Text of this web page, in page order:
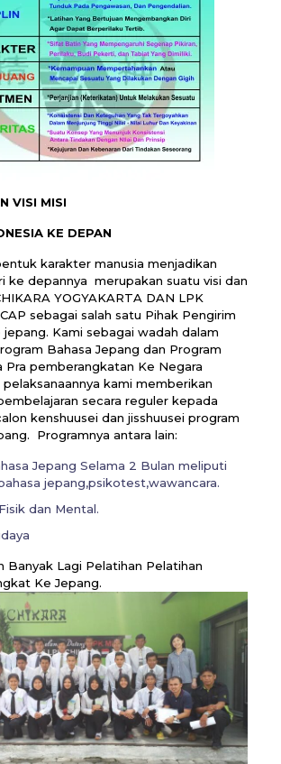
VISI MISI
KE DEPAN
karakter manusia menjadikan
ke depannya merupakan suatu visi dan
YOGYAKARTA DAN LPK
sebagai salah satu Pihak Pengirim
jepang. Kami sebagai wadah dalam
Bahasa Jepang dan Program
Pra pemberangkatan Ke Negara
pelaksanaannya kami memberikan
secara reguler kepada
kenshuusei dan jisshuusei program
Programnya antara lain:
Jepang Selama 2 Bulan meliputi
jepang,psikotest,wawancara.
dan Mental.
Banyak Lagi Pelatihan Pelatihan
Ke Jepang.